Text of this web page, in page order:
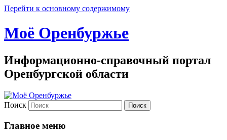
Перейти к основному содержимому
Моё Оренбуржье
Информационно-справочный портал
Оренбургской области
Поиск
Главное меню